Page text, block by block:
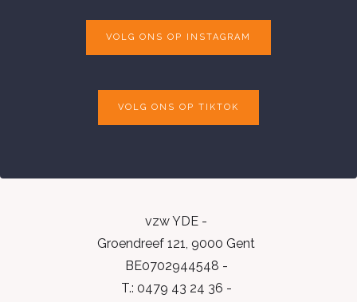
VOLG ONS OP INSTAGRAM
VOLG ONS OP TIKTOK
vzw YDE -
Groendreef 121, 9000 Gent
BE0702944548 -
T.: 0479 43 24 36 -